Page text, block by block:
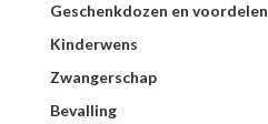
Geschenkdozen en voordelen
Kinderwens
Zwangerschap
Bevalling